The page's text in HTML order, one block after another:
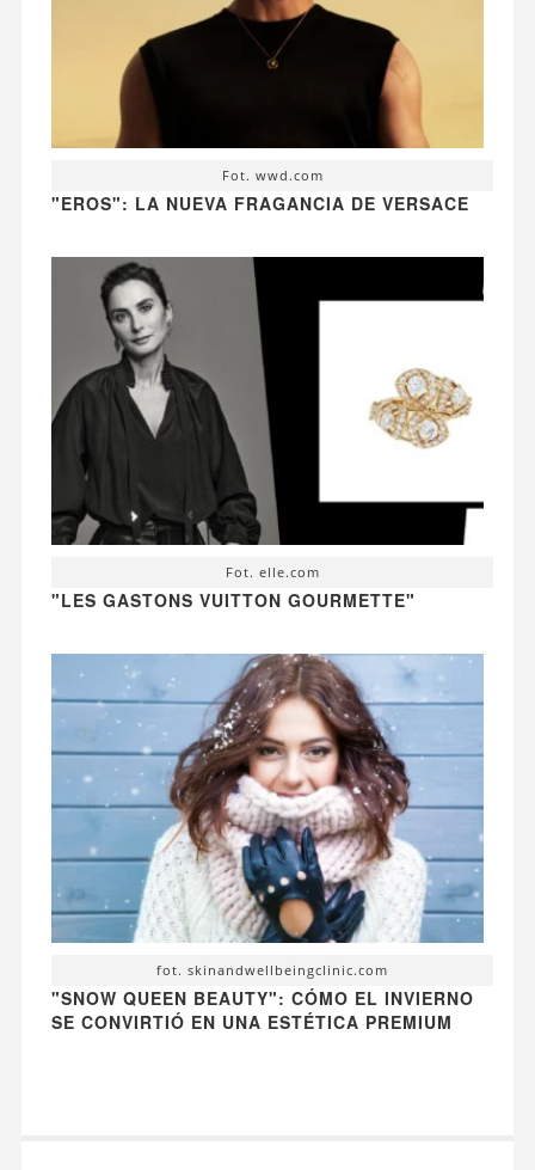
Fot. wwd.com
"EROS": LA NUEVA FRAGANCIA DE VERSACE
Fot. elle.com
"LES GASTONS VUITTON GOURMETTE"
fot. skinandwellbeingclinic.com
"SNOW QUEEN BEAUTY": CÓMO EL INVIERNO
SE CONVIRTIÓ EN UNA ESTÉTICA PREMIUM